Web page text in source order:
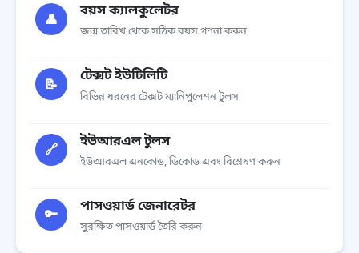
👤
বয়স ক্যালকুলেটর
জন্ম তারিখ থেকে সঠিক বয়স গণনা করুন
📝
টেক্সট ইউটিলিটি
বিভিন্ন ধরনের টেক্সট ম্যানিপুলেশন টুলস
🔗
ইউআরএল টুলস
ইউআরএল এনকোড, ডিকোড এবং বিশ্লেষণ করুন
🔑
পাসওয়ার্ড জেনারেটর
সুরক্ষিত পাসওয়ার্ড তৈরি করুন